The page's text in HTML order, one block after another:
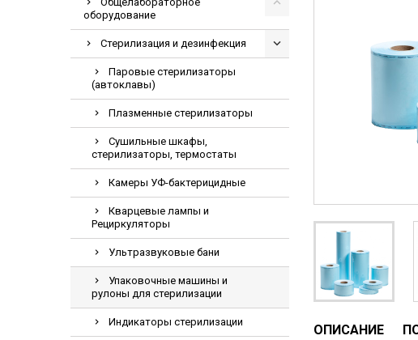
Гематологические
ИФА-анализаторы и
ПЦР анализаторы
Рентгеновские аппараты
Тракционные кровати
УЗИ аппараты
Электрокардиографы
оборудование
Стерилизация и дезинфекция
Паровые стерилизаторы
(автоклавы)
Плазменные стерилизаторы
Сушильные шкафы,
стерилизаторы, термостаты
Камеры УФ-бактерицидные
Кварцевые лампы и
Рециркуляторы
Ультразвуковые бани
Упаковочные машины и
рулоны для стерилизации
Индикаторы стерилизации
ОПИСАНИЕ